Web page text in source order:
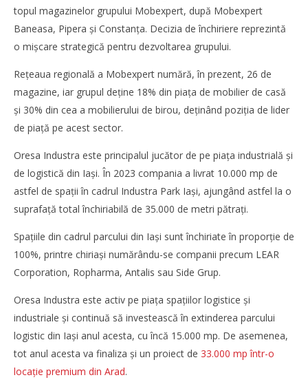
Noua conexiune ferry Batumi–Constanța susține
Negre
Redacția
topul magazinelor grupului Mobexpert, după Mobexpert
Baneasa, Pipera și Constanța. Decizia de închiriere reprezintă
o mișcare strategică pentru dezvoltarea grupului.
Rețeaua regională a Mobexpert numără, în prezent, 26 de
magazine, iar grupul deține 18% din piața de mobilier de casă
și 30% din cea a mobilierului de birou, deținând poziția de lider
de piață pe acest sector.
Oresa Industra este principalul jucător de pe piața industrială și
de logistică din Iași. În 2023 compania a livrat 10.000 mp de
astfel de spații în cadrul Industra Park Iași, ajungând astfel la o
suprafață total închiriabilă de 35.000 de metri pătrați.
Spațiile din cadrul parcului din Iași sunt închiriate în proporție de
100%, printre chiriași numărându-se companii precum LEAR
Corporation, Ropharma, Antalis sau Side Grup.
Oresa Industra este activ pe piața spațiilor logistice și
industriale și continuă să investească în extinderea parcului
logistic din Iași anul acesta, cu încă 15.000 mp. De asemenea,
tot anul acesta va finaliza și un proiect de 33.000 mp într-o
locație premium din Arad.